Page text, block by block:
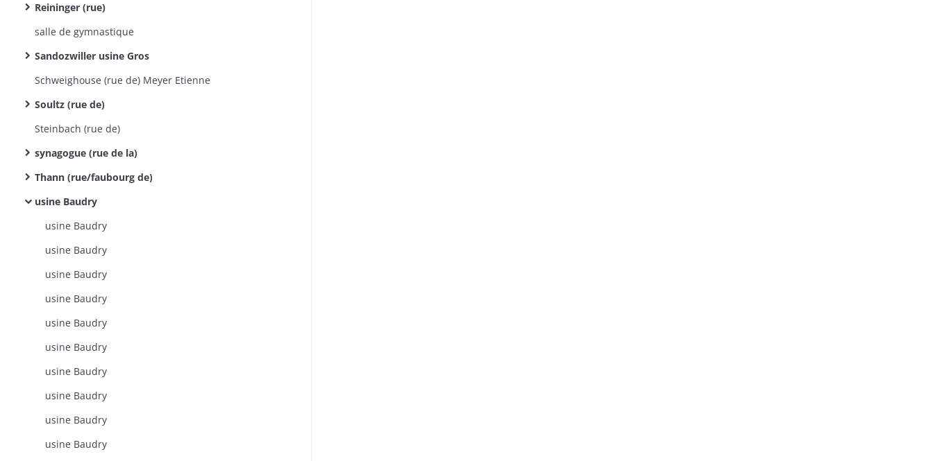
Reininger (rue)
salle de gymnastique
Sandozwiller usine Gros
Schweighouse (rue de) Meyer Etienne
Soultz (rue de)
Steinbach (rue de)
synagogue (rue de la)
Thann (rue/faubourg de)
usine Baudry
usine Baudry
usine Baudry
usine Baudry
usine Baudry
usine Baudry
usine Baudry
usine Baudry
usine Baudry
usine Baudry
usine Baudry